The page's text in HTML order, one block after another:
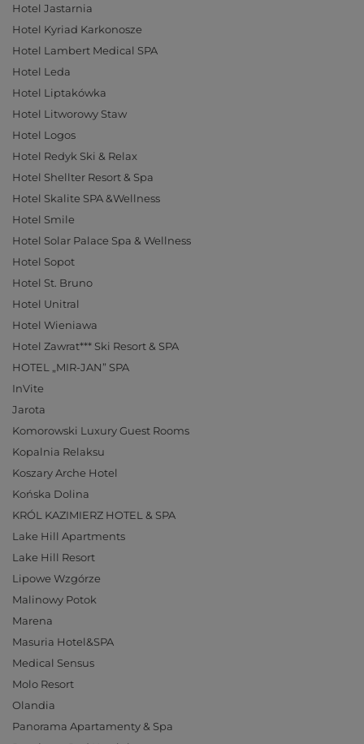
Hotel Jastarnia
Hotel Kyriad Karkonosze
Hotel Lambert Medical SPA
Hotel Leda
Hotel Liptakówka
Hotel Litworowy Staw
Hotel Logos
Hotel Redyk Ski & Relax
Hotel Shellter Resort & Spa
Hotel Skalite SPA &Wellness
Hotel Smile
Hotel Solar Palace Spa & Wellness
Hotel Sopot
Hotel St. Bruno
Hotel Unitral
Hotel Wieniawa
Hotel Zawrat*** Ski Resort & SPA
HOTEL „MIR-JAN” SPA
InVite
Jarota
Komorowski Luxury Guest Rooms
Kopalnia Relaksu
Koszary Arche Hotel
Końska Dolina
KRÓL KAZIMIERZ HOTEL & SPA
Lake Hill Apartments
Lake Hill Resort
Lipowe Wzgórze
Malinowy Potok
Marena
Masuria Hotel&SPA
Medical Sensus
Molo Resort
Olandia
Panorama Apartamenty & Spa